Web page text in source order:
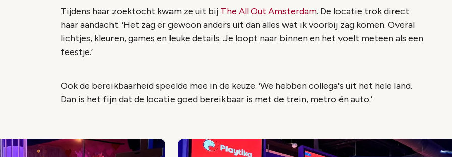
Tijdens haar zoektocht kwam ze uit bij The All Out Amsterdam. De locatie trok direct
haar aandacht. ‘Het zag er gewoon anders uit dan alles wat ik voorbij zag komen. Overal
lichtjes, kleuren, games en leuke details. Je loopt naar binnen en het voelt meteen als een
feestje.’
Ook de bereikbaarheid speelde mee in de keuze. ‘We hebben collega's uit het hele land.
Dan is het fijn dat de locatie goed bereikbaar is met de trein, metro én auto.’